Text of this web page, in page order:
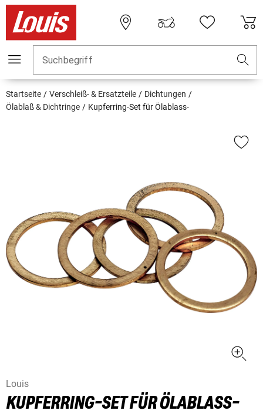
Suchbegriff
Startseite Verschleiß- & Ersatzteile
Dichtungen
Ölablaß & Dichtringe
Kupferring-Set für Ölablass-
Louis
KUPFERRING-SET FÜR ÖLABLASS-